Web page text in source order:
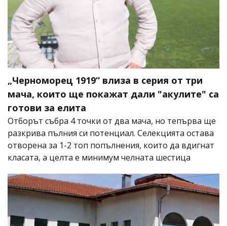
„Черноморец 1919“ влиза в серия от три
мача, които ще покажат дали "акулите" са
готови за елита
Отборът събра 4 точки от два мача, но тепърва ще
разкрива пълния си потенциал. Селекцията остава
отворена за 1-2 топ попълнения, които да вдигнат
класата, а целта е минимум челната шестица